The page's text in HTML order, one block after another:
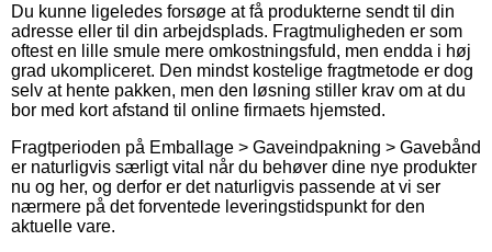
Du kunne ligeledes forsøge at få produkterne sendt til din
adresse eller til din arbejdsplads. Fragtmuligheden er som
oftest en lille smule mere omkostningsfuld, men endda i høj
grad ukompliceret. Den mindst kostelige fragtmetode er dog
selv at hente pakken, men den løsning stiller krav om at du
bor med kort afstand til online firmaets hjemsted.
Fragtperioden på Emballage > Gaveindpakning > Gavebånd
er naturligvis særligt vital når du behøver dine nye produkter
nu og her, og derfor er det naturligvis passende at vi ser
nærmere på det forventede leveringstidspunkt for den
aktuelle vare.